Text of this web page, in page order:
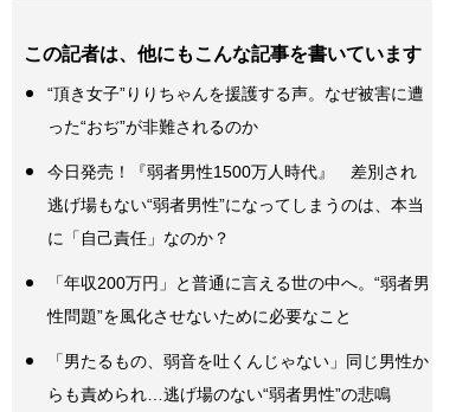
この記者は、他にもこんな記事を書いています
“頂き女子”りりちゃんを援護する声。なぜ被害に遭
った“おぢ”が非難されるのか
今日発売！『弱者男性1500万人時代』 差別され
逃げ場もない“弱者男性”になってしまうのは、本当
に「自己責任」なのか？
「年収200万円」と普通に言える世の中へ。“弱者男
性問題”を風化させないために必要なこと
「男たるもの、弱音を吐くんじゃない」同じ男性か
らも責められ…逃げ場のない“弱者男性”の悲鳴